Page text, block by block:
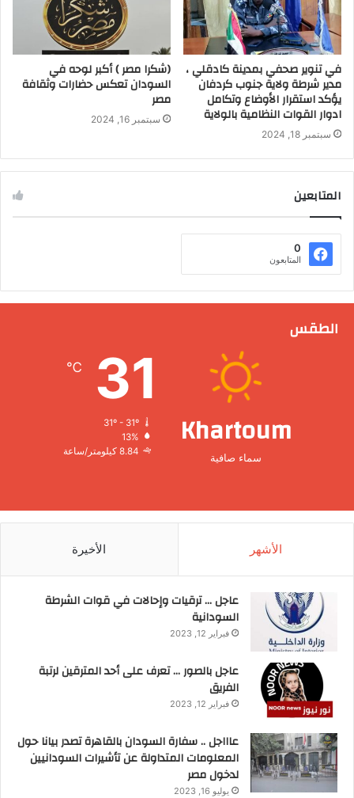
في تنوير صحفي بمدينة كادقلي ،
مدير شرطة ولاية جنوب كردفان
يؤكد استقرار الأوضاع وتكامل
ادوار القوات النظامية بالولاية
سبتمبر 18, 2024
(شكرا مصر ) أكبر لوحه في
السودان تعكس حضارات وثقافة
مصر
سبتمبر 16, 2024
المتابعين
0
المتابعون
الطقس
Khartoum
سماء صافية
31
℃
31º - 31º
13%
8.84 كيلومتر/ساعة
الأشهر الأخيرة
عاجل … ترقيات وإحالات في قوات الشرطة
السودانية
فبراير 12, 2023
عاجل بالصور … تعرف على أحد المترقين لرتبة
الفريق
فبراير 12, 2023
عاااجل .. سفارة السودان بالقاهرة تصدر بيانا حول
المعلومات المتداولة عن تأشيرات السودانيين
لدخول مصر
يوليو 16, 2023